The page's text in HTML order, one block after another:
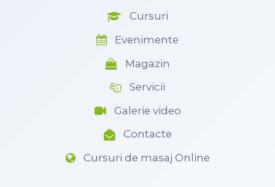
Cursuri
Evenimente
Magazin
Servicii
Galerie video
Contacte
Cursuri de masaj Online